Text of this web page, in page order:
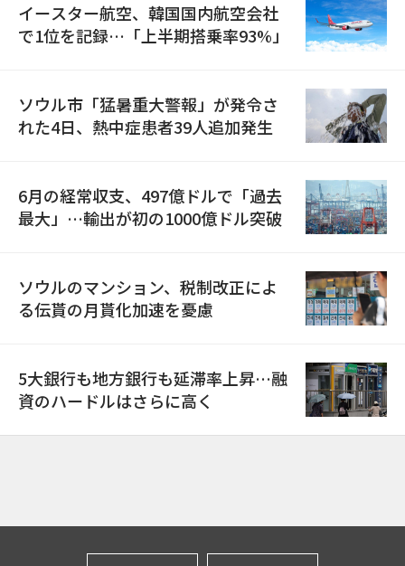
イースター航空、韓国国内航空会社
で1位を記録…「上半期搭乗率93%」
ソウル市「猛暑重大警報」が発令さ
れた4日、熱中症患者39人追加発生
6月の経常収支、497億ドルで「過去
最大」…輸出が初の1000億ドル突破
ソウルのマンション、税制改正によ
る伝貰の月貰化加速を憂慮
5大銀行も地方銀行も延滞率上昇…融
資のハードルはさらに高く